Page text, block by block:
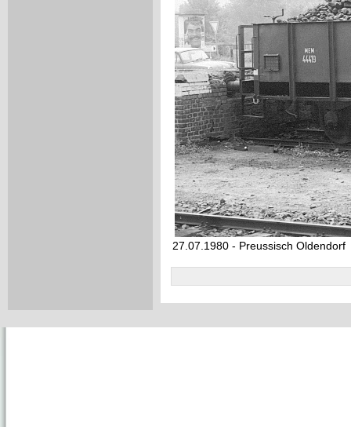
27.07.1980 - Preussisch Oldendorf